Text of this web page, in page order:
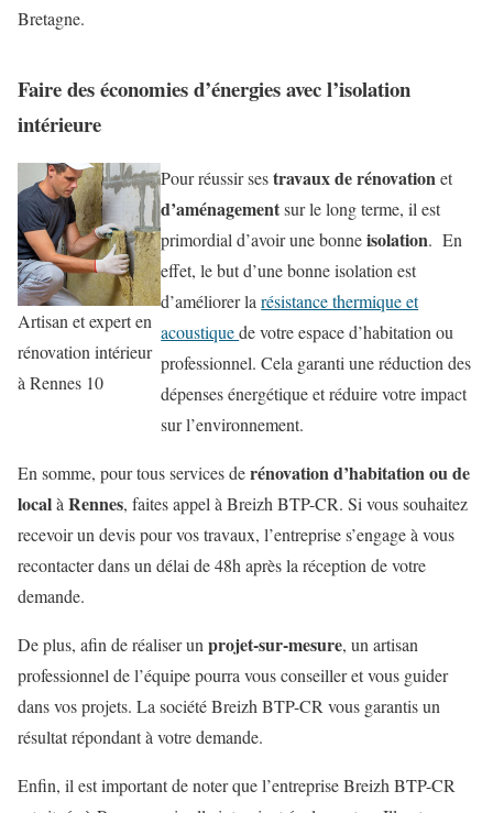
Bretagne.
Faire des économies d’énergies avec l’isolation
intérieure
Artisan et expert en
rénovation intérieur
à Rennes 10
Pour réussir sestravaux de rénovationet
d’aménagementsur le long terme, il est
primordial d’avoir une bonneisolation. En
effet, le but d’une bonne isolation est
d’améliorer larésistance thermique et
acoustiquede votre espace d’habitation ou
professionnel. Cela garanti une réduction des
dépenses énergétique et réduire votre impact
sur l’environnement.
En somme, pour tous services derénovation d’habitation ou de
localà Rennes, faites appel à Breizh BTP-CR. Si vous souhaitez
recevoir un devis pour vos travaux, l’entreprise s’engage à vous
recontacter dans un délai de 48h après la réception de votre
demande.
De plus, afin de réaliser un projet-sur-mesure, un artisan
professionnel de l’équipe pourra vous conseiller et vous guider
dans vos projets. La société Breizh BTP-CR vous garantis un
résultat répondant à votre demande.
Enfin, il est important de noter que l’entreprise Breizh BTP-CR